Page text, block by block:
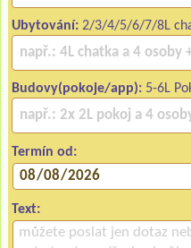
Ubytování: 2/3/4/5/6/7/8L
Budovy(pokoje/app): 5-6L
Termín od:
Text: